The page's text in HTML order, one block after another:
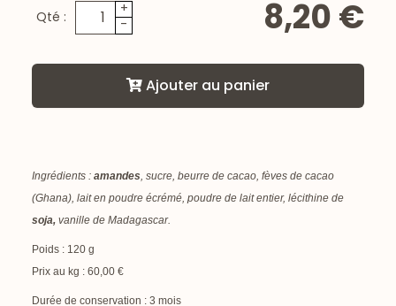
Qté :
+
-
8,20 €
Ajouter au panier
Ingrédients : amandes, sucre, beurre de cacao, fèves de cacao
(Ghana), lait en poudre écrémé, poudre de lait entier, lécithine de
soja, vanille de Madagascar.
Poids : 120 g
Prix au kg : 60,00 €
Durée de conservation : 3 mois